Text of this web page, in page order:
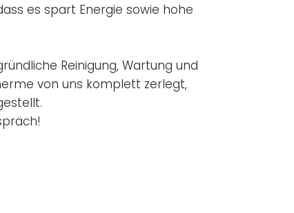
es spart Energie sowie hohe
Reinigung, Wartung und
von uns komplett zerlegt,